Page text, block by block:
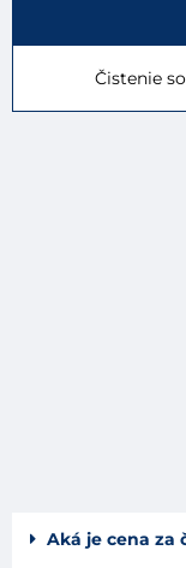
Čistenie
Aká je cena za